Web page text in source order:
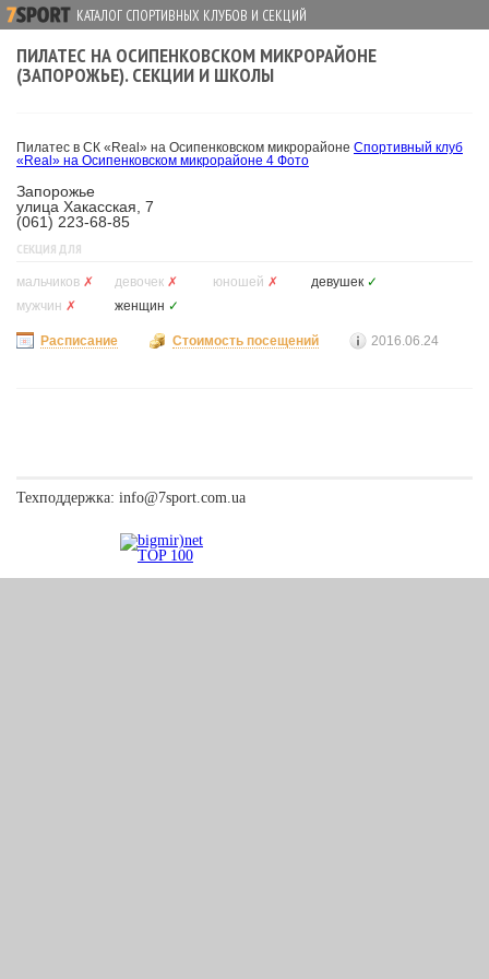
КАТАЛОГ СПОРТИВНЫХ КЛУБОВ И СЕКЦИЙ
ПИЛАТЕС НА ОСИПЕНКОВСКОМ МИКРОРАЙОНЕ
(ЗАПОРОЖЬЕ). СЕКЦИИ И ШКОЛЫ
Пилатес в СК «Real» на Осипенковском микрорайоне Спортивный клуб
«Real» на Осипенковском микрорайоне 4 Фото
Запорожье
улица Хакасская, 7
(061) 223-68-85
СЕКЦИЯ ДЛЯ
мальчиков ✗ девочек ✗ юношей ✗ девушек ✓
мужчин ✗ женщин ✓
Расписание Стоимость посещений 2016.06.24
Техподдержка: info@7sport.com.ua